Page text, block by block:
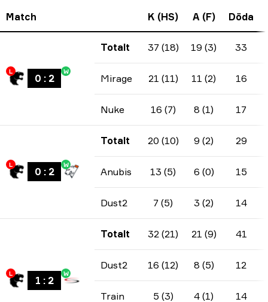
Match K (HS) A (F) Döda
L
0 : 2
W
Totalt 37 (18) 19 (3) 33
Mirage 21 (11) 11 (2) 16
Nuke 16 (7) 8 (1) 17
L
0 : 2
W
Totalt 20 (10) 9 (2) 29
Anubis 13 (5) 6 (0) 15
Dust2 7 (5) 3 (2) 14
L
1 : 2
W
Totalt 32 (21) 21 (9) 41
Dust2 16 (12) 8 (5) 12
Train 5 (3) 4 (1) 14